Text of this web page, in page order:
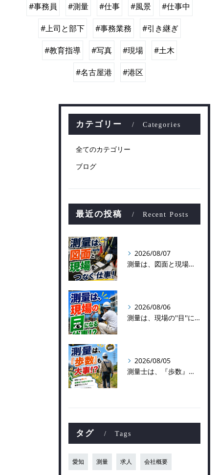
#事務員 #測量 #仕事 #風景 #仕事中
#上司と部下 #事務業務 #引き継ぎ
#教育指導 #写真 #現場 #土木
#名古屋港 #港区
カテゴリー Categories
全てのカテゴリー
ブログ
最近の投稿 Recent Posts
2026/08/07
測量は、図面と現場をつなぐ仕事！
2026/08/06
測量は、現場の''目''になる仕事！？
2026/08/05
測量士は、『歩数』も大事！？
タグ Tags
愛知 測量 求人 会社概要